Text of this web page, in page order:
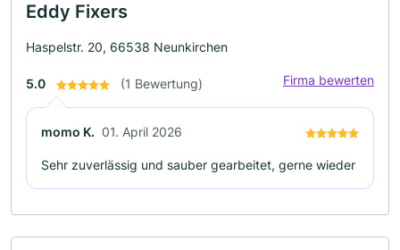
Eddy Fixers
Haspelstr. 20, 66538 Neunkirchen
5.0 (1 Bewertung) Firma bewerten
momo K. 01. April 2026
Sehr zuverlässig und sauber gearbeitet, gerne wieder